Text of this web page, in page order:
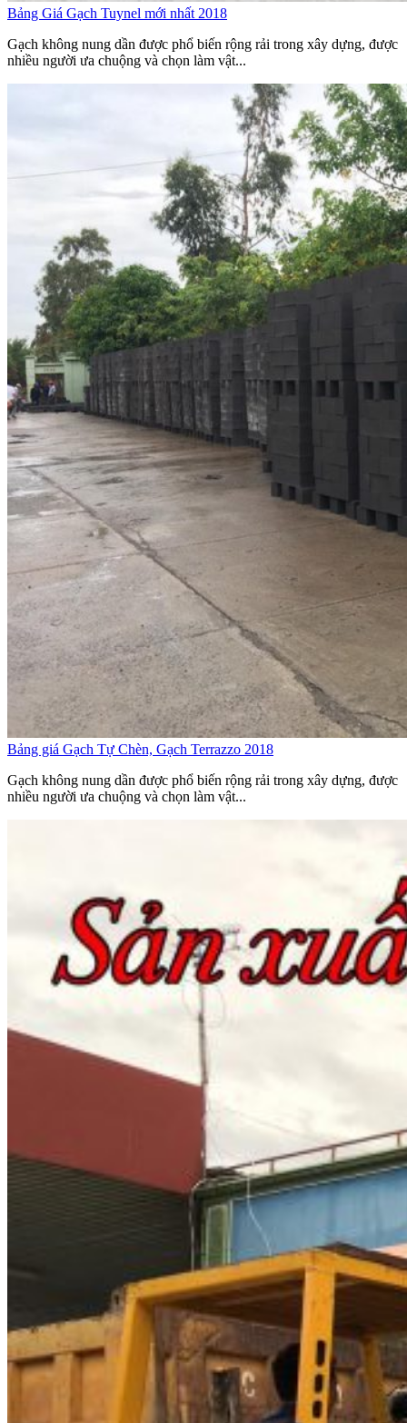
Bảng Giá Gạch Tuynel mới nhất 2018
Gạch không nung dần được phổ biến rộng rải trong xây dựng, được
nhiều người ưa chuộng và chọn làm vật...
Bảng giá Gạch Tự Chèn, Gạch Terrazzo 2018
Gạch không nung dần được phổ biến rộng rải trong xây dựng, được
nhiều người ưa chuộng và chọn làm vật...